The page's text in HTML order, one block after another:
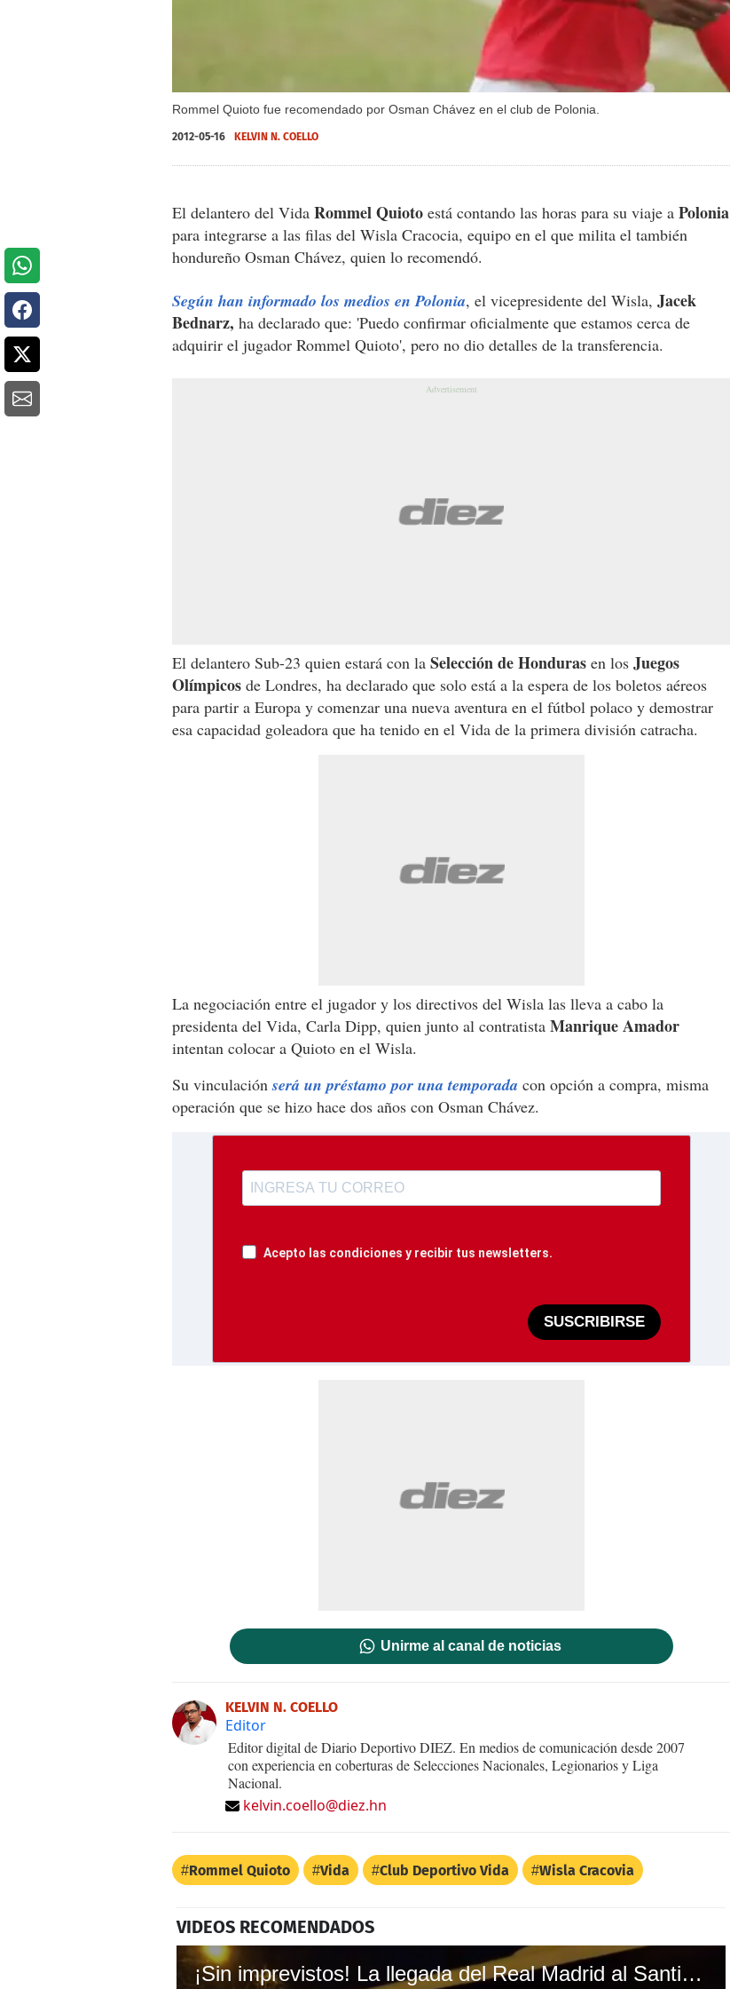
Rommel Quioto fue recomendado por Osman Chávez en el club de Polonia.
2012-05-16 KELVIN N. COELLO
El delantero del Vida Rommel Quioto está contando las horas para su viaje a Polonia
para integrarse a las filas del Wisla Cracocia, equipo en el que milita el también
hondureño Osman Chávez, quien lo recomendó.
Según han informado los medios en Polonia, el vicepresidente del Wisla, Jacek
Bednarz, ha declarado que: 'Puedo confirmar oficialmente que estamos cerca de
adquirir el jugador Rommel Quioto', pero no dio detalles de la transferencia.
El delantero Sub-23 quien estará con la Selección de Honduras en los Juegos
Olímpicos de Londres, ha declarado que solo está a la espera de los boletos aéreos
para partir a Europa y comenzar una nueva aventura en el fútbol polaco y demostrar
esa capacidad goleadora que ha tenido en el Vida de la primera división catracha.
La negociación entre el jugador y los directivos del Wisla las lleva a cabo la
presidenta del Vida, Carla Dipp, quien junto al contratista Manrique Amador
intentan colocar a Quioto en el Wisla.
Su vinculaciónserá un préstamo por una temporada con opción a compra, misma
operación que se hizo hace dos años con Osman Chávez.
Acepto las condiciones y recibir tus newsletters.
SUSCRIBIRSE
Unirme al canal de noticias
KELVIN N. COELLO
Editor
Editor digital de Diario Deportivo DIEZ. En medios de comunicación desde 2007
con experiencia en coberturas de Selecciones Nacionales, Legionarios y Liga
Nacional.
kelvin.coello@diez.hn
Rommel Quioto Vida Club Deportivo Vida Wisla Cracovia
VIDEOS RECOMENDADOS
¡Sin imprevistos! La llegada del Real Madrid al Santiago Bernabéu